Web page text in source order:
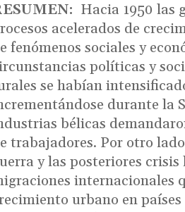
Hacia 1950 las
acelerados de
fenómenos sociales y
políticas y
se habían
durante la
bélicas
trabajadores. Por otro
y las posteriores
internacionales
urbano en